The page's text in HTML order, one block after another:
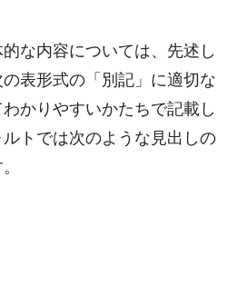
な内容については、先述し
表形式の「別記」に適切な
かりやすいかたちで記載し
トでは次のような見出しの